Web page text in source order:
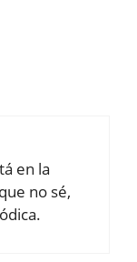
en la
no sé,